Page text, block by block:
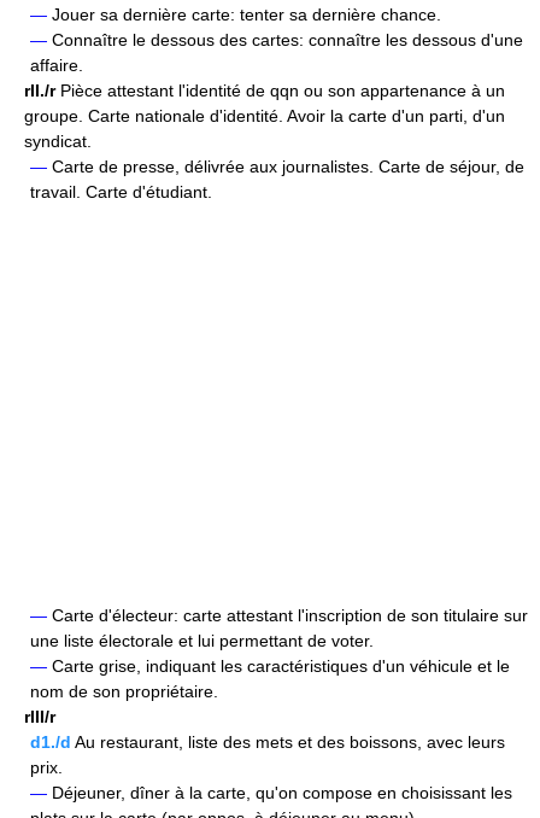
— Jouer sa dernière carte: tenter sa dernière chance.
— Connaître le dessous des cartes: connaître les dessous d'une
affaire.
rII./rPièce attestant l'identité de qqn ou son appartenance à un
groupe. Carte nationale d'identité. Avoir la carte d'un parti, d'un
syndicat.
— Carte de presse, délivrée aux journalistes. Carte de séjour, de
travail. Carte d'étudiant.
— Carte d'électeur: carte attestant l'inscription de son titulaire sur
une liste électorale et lui permettant de voter.
— Carte grise, indiquant les caractéristiques d'un véhicule et le
nom de son propriétaire.
rIII/r
d1./d Au restaurant, liste des mets et des boissons, avec leurs
prix.
— Déjeuner, dîner à la carte, qu'on compose en choisissant les